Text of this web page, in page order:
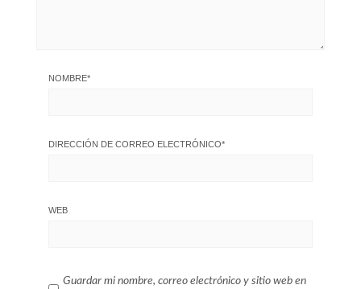
NOMBRE*
DIRECCIÓN DE CORREO ELECTRÓNICO*
WEB
Guardar mi nombre, correo electrónico y sitio web en